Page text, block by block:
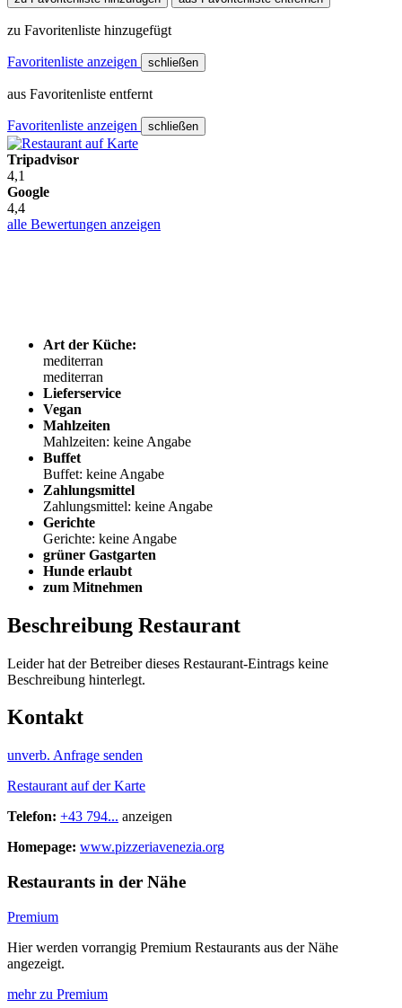
zu Favoritenliste hinzugefügt
Favoritenliste anzeigen schließen
aus Favoritenliste entfernt
Favoritenliste anzeigen schließen
Tripadvisor
4,1
Google
4,4
alle Bewertungen anzeigen
Art der Küche:
mediterran
mediterran
Lieferservice
Vegan
Mahlzeiten
Mahlzeiten: keine Angabe
Buffet
Buffet: keine Angabe
Zahlungsmittel
Zahlungsmittel: keine Angabe
Gerichte
Gerichte: keine Angabe
grüner Gastgarten
Hunde erlaubt
zum Mitnehmen
Beschreibung Restaurant
Leider hat der Betreiber dieses Restaurant-Eintrags keine
Beschreibung hinterlegt.
Kontakt
unverb. Anfrage senden
Restaurant auf der Karte
Telefon: +43 794... anzeigen
Homepage: www.pizzeriavenezia.org
Restaurants in der Nähe
Premium
Hier werden vorrangig Premium Restaurants aus der Nähe
angezeigt.
mehr zu Premium